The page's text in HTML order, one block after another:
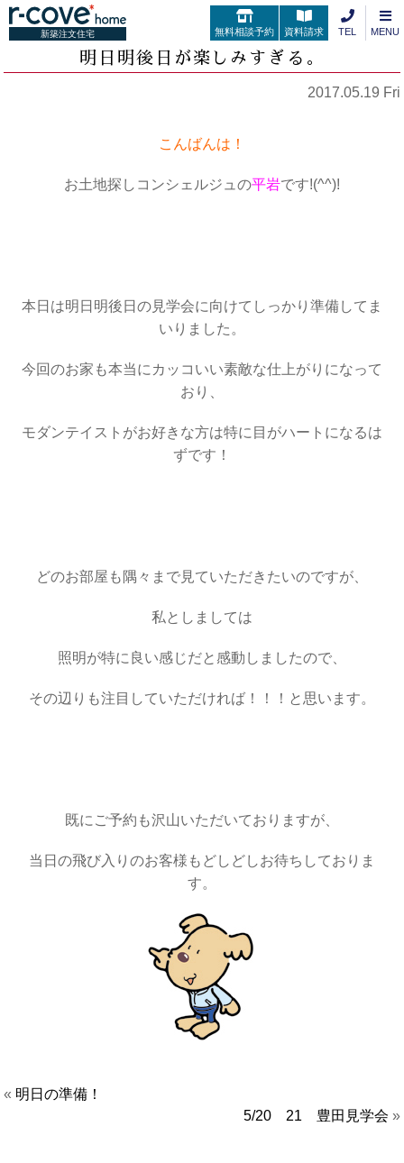
新築注文住宅 無料相談予約 資料請求 TEL MENU
明日明後日が楽しみすぎる。
2017.05.19 Fri
こんばんは！
お土地探しコンシェルジュの平岩です!(^^)!
本日は明日明後日の見学会に向けてしっかり準備してま
いりました。
今回のお家も本当にカッコいい素敵な仕上がりになって
おり、
モダンテイストがお好きな方は特に目がハートになるは
ずです！
どのお部屋も隅々まで見ていただきたいのですが、
私としましては
照明が特に良い感じだと感動しましたので、
その辺りも注目していただければ！！！と思います。
既にご予約も沢山いただいておりますが、
当日の飛び入りのお客様もどしどしお待ちしておりま
す。
« 明日の準備！
5/20 21 豊田見学会 »